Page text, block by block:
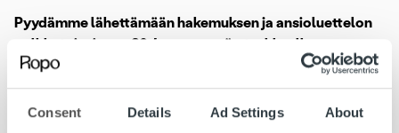
Consent Details Ad Settings About
Pyydämme lähettämään hakemuksen ja ansioluettelon
palkkatoiveineen 30.4. mennessä otsakkeella
OIKEUDENKÄYNTILAKIMIES
osoitteeseen rekry@trustkapital.fi. Paikka täytetään heti
sopivan henkilön löydyttyä.